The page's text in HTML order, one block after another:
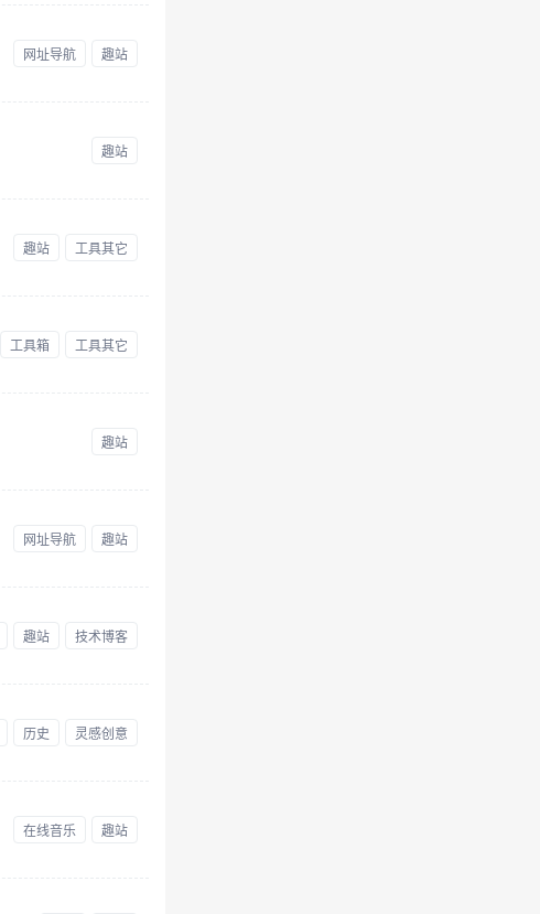
网址导航 趣站
趣站
趣站 工具其它
工具箱 工具其它
趣站
网址导航 趣站
趣站 技术博客
历史 灵感创意
在线音乐 趣站